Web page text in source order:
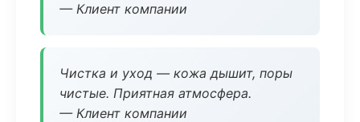
— Клиент компании
Чистка и уход — кожа дышит, поры
чистые. Приятная атмосфера.
— Клиент компании